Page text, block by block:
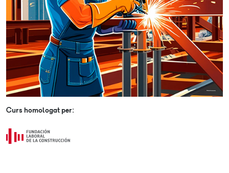
Curs homologat per: